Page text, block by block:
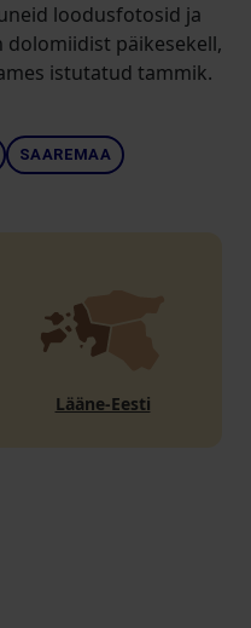
loodusfotosid ja
päikesekell,
istutatud tammik.
SAAREMAA
Lääne-Eesti